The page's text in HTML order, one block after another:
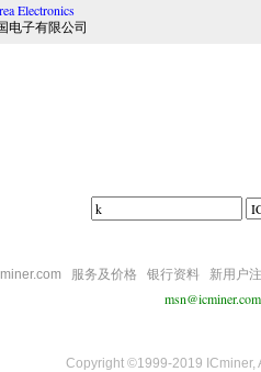
Electronics
电子有限公司
服务及价格 银行资料 新用户
msn@icminer.com
Copyright ©1999-2019 ICminer,